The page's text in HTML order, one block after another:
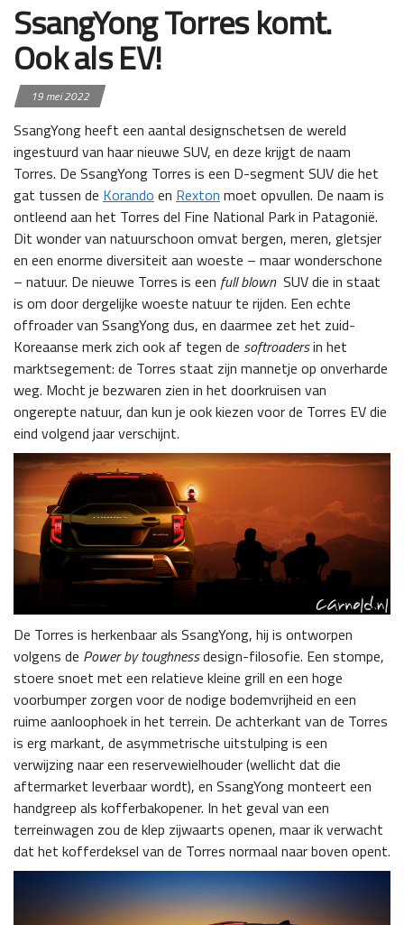
SsangYong Torres komt.
Ook als EV!
19 mei 2022
SsangYong heeft een aantal designschetsen de wereld
ingestuurd van haar nieuwe SUV, en deze krijgt de naam
Torres. De SsangYong Torres is een D-segment SUV die het
gat tussen de Korando en Rexton moet opvullen. De naam is
ontleend aan het Torres del Fine National Park in Patagonië.
Dit wonder van natuurschoon omvat bergen, meren, gletsjer
en een enorme diversiteit aan woeste – maar wonderschone
– natuur. De nieuwe Torres is een full blownSUV die in staat
is om door dergelijke woeste natuur te rijden. Een echte
offroader van SsangYong dus, en daarmee zet het zuid-
Koreaanse merk zich ook af tegen de softroadersin het
marktsegement: de Torres staat zijn mannetje op onverharde
weg. Mocht je bezwaren zien in het doorkruisen van
ongerepte natuur, dan kun je ook kiezen voor de Torres EV die
eind volgend jaar verschijnt.
De Torres is herkenbaar als SsangYong, hij is ontworpen
volgens de Power by toughnessdesign-filosofie. Een stompe,
stoere snoet met een relatieve kleine grill en een hoge
voorbumper zorgen voor de nodige bodemvrijheid en een
ruime aanloophoek in het terrein. De achterkant van de Torres
is erg markant, de asymmetrische uitstulping is een
verwijzing naar een reservewielhouder (wellicht dat die
aftermarket leverbaar wordt), en SsangYong monteert een
handgreep als kofferbakopener. In het geval van een
terreinwagen zou de klep zijwaarts openen, maar ik verwacht
dat het kofferdeksel van de Torres normaal naar boven opent.